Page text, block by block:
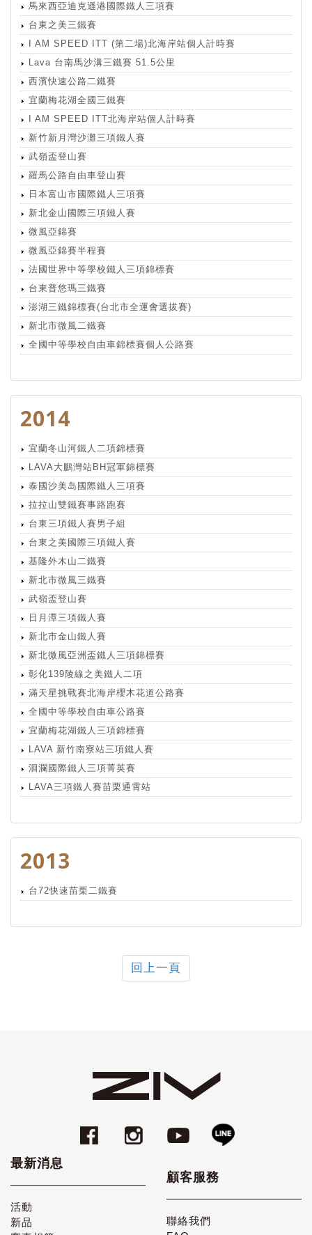
馬來西亞迪克遜港國際鐵人三項賽
台東之美三鐵賽
I AM SPEED ITT (第二場)北海岸站個人計時賽
Lava 台南馬沙溝三鐵賽 51.5公里
西濱快速公路二鐵賽
宜蘭梅花湖全國三鐵賽
I AM SPEED ITT北海岸站個人計時賽
新竹新月灣沙灘三項鐵人賽
武嶺盃登山賽
羅馬公路自由車登山賽
日本富山市國際鐵人三項賽
新北金山國際三項鐵人賽
微風亞錦賽
微風亞錦賽半程賽
法國世界中等學校鐵人三項錦標賽
台東普悠瑪三鐵賽
澎湖三鐵錦標賽(台北市全運會選拔賽)
新北市微風二鐵賽
全國中等學校自由車錦標賽個人公路賽
2014
宜蘭冬山河鐵人二項錦標賽
LAVA大鵬灣站BH冠軍錦標賽
泰國沙美岛國際鐵人三項賽
拉拉山雙鐵賽事路跑賽
台東三項鐵人賽男子組
台東之美國際三項鐵人賽
基隆外木山二鐵賽
新北市微風三鐵賽
武嶺盃登山賽
日月潭三項鐵人賽
新北市金山鐵人賽
新北微風亞洲盃鐵人三項錦標賽
彰化139陵線之美鐵人二項
滿天星挑戰賽北海岸櫻木花道公路賽
全國中等學校自由車公路賽
宜蘭梅花湖鐵人三項錦標賽
LAVA 新竹南寮站三項鐵人賽
洄瀾國際鐵人三項菁英賽
LAVA三項鐵人賽苗栗通霄站
2013
台72快速苗栗二鐵賽
回上一頁
最新消息
活動
新品
顧客服務
聯絡我們